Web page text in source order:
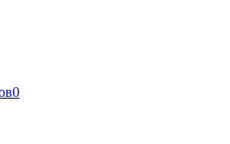
0